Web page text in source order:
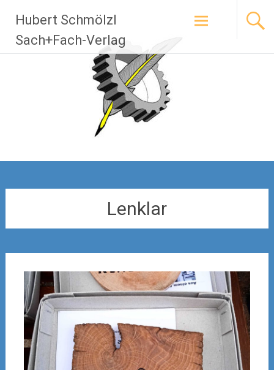
Inhalt
springen
Hubert Schmölzl
Sach+Fach-Verlag
Lenklar